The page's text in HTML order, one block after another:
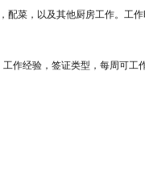
配菜，以及其他厨房工作。工
作经验，签证类型，每周可工